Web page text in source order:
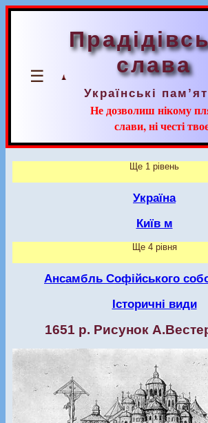
☰
слава
Українські
Не дозволиш нікому
слави, ні честі
Ще 1 рівень
Україна
Київ м
Ще 4 рівня
Ансамбль Софійського
Історичні види
1651 р. Рисунок